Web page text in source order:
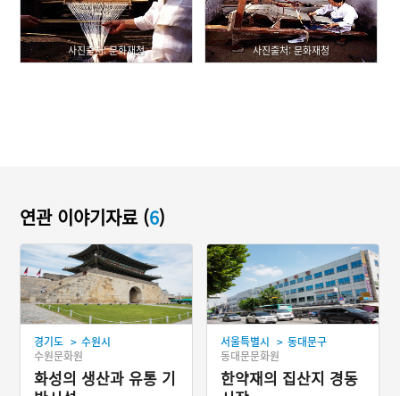
사진출처: 문화재청 사진출처: 문화재청
연관 이야기자료 (6)
경기도 > 수원시
수원문화원
화성의 생산과 유통 기
서울특별시 > 동대문구
동대문문화원
한약재의 집산지 경동